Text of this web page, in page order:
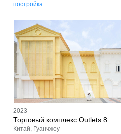
постройка
2023
Торговый комплекс Outlets 8
Китай, Гуанчжоу